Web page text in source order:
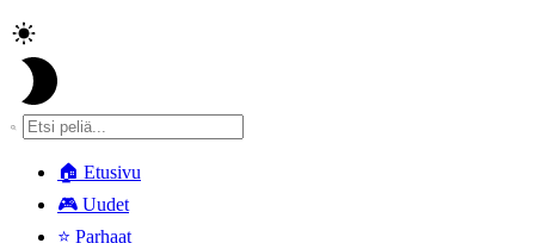
🏠 Etusivu
🎮 Uudet
⭐ Parhaat